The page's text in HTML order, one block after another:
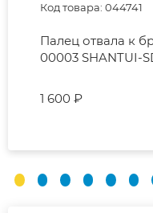
Код товара: 044741
Палец отвала к
00003 SHANTUI-
1 600 ₽